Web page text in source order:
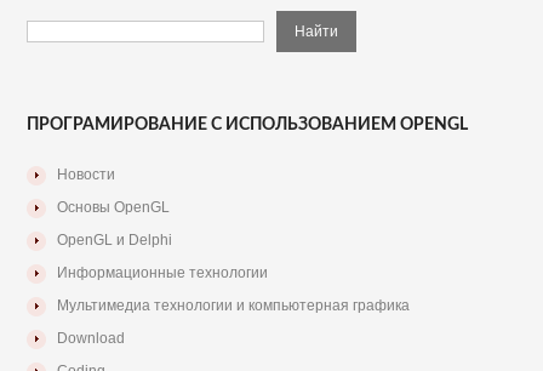
ПРОГРАМИРОВАНИЕ С ИСПОЛЬЗОВАНИЕМ OPENGL
Новости
Основы OpenGL
OpenGL и Delphi
Информационные технологии
Мультимедиа технологии и компьютерная графика
Download